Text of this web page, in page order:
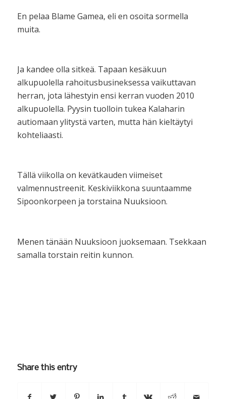
En pelaa Blame Gamea, eli en osoita sormella
muita.
Ja kandee olla sitkeä. Tapaan kesäkuun
alkupuolella rahoitusbusineksessa vaikuttavan
herran, jota lähestyin ensi kerran vuoden 2010
alkupuolella. Pyysin tuolloin tukea Kalaharin
autiomaan ylitystä varten, mutta hän kieltäytyi
kohteliaasti.
Tällä viikolla on kevätkauden viimeiset
valmennustreenit. Keskiviikkona suuntaamme
Sipoonkorpeen ja torstaina Nuuksioon.
Menen tänään Nuuksioon juoksemaan. Tsekkaan
samalla torstain reitin kunnon.
Share this entry